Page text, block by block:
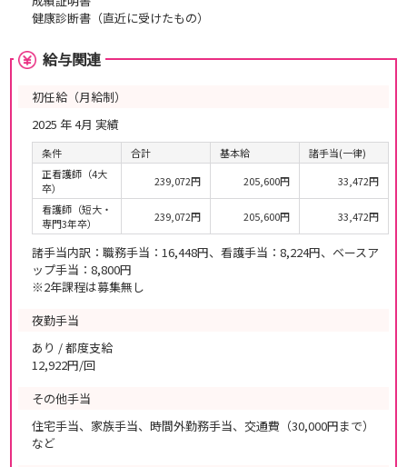
健康診断書（直近に受けたもの）
給与関連
初任給（月給制）
2025 年 4月 実績
条件 合計 基本給
諸手当(一律)
正看護師（4大
卒）
239,072円 205,600円
33,472円
看護師（短大・
専門3年卒）
239,072円 205,600円 33,472円
諸手当内訳：職務手当：16,448円、看護手当：8,224円、ベースア
ップ手当：8,800円
※2年課程は募集無し
夜勤手当
あり / 都度支給
12,922円/回
その他手当
住宅手当、家族手当、時間外勤務手当、交通費（30,000円まで）
など